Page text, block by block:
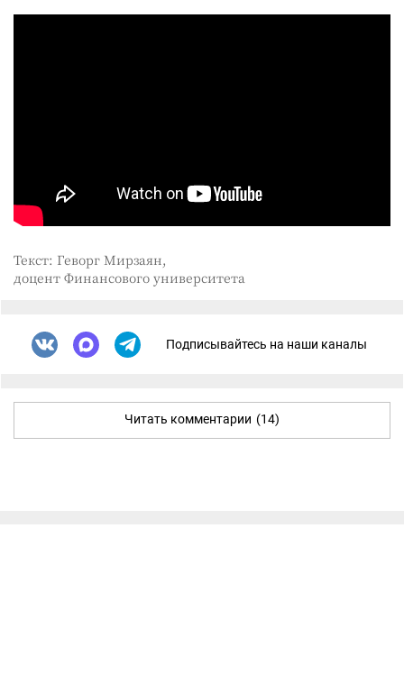
Текст: Геворг Мирзаян,
доцент Финансового университета
Подписывайтесь на наши каналы
Читать комментарии (14)